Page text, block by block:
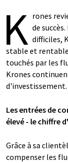
K rones
de
difficiles,
stable et
touchés par les
Krones
d'investissement.
Les entrées de
élevé - le chiffre
Grâce à sa
compenser les